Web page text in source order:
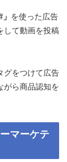
」
を使った広告
して動画を投稿
グをつけて広告
がら商品認知を
マーケテ